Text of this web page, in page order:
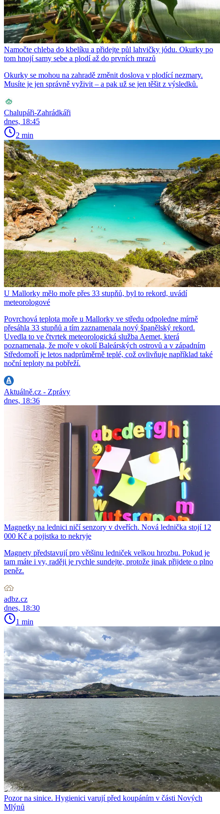
Namočte chleba do kbelíku a přidejte půl lahvičky jódu. Okurky po
tom hnojí samy sebe a plodí až do prvních mrazů
Okurky se mohou na zahradě změnit doslova v plodící nezmary.
Musíte je jen správně vyživit – a pak už se jen těšit z výsledků.
Chalupáři-Zahrádkáři
dnes, 18:45
2 min
U Mallorky mělo moře přes 33 stupňů, byl to rekord, uvádí
meteorologové
Povrchová teplota moře u Mallorky ve středu odpoledne mírně
přesáhla 33 stupňů a tím zaznamenala nový španělský rekord.
Uvedla to ve čtvrtek meteorologická služba Aemet, která
poznamenala, že moře v okolí Baleárských ostrovů a v západním
Středomoří je letos nadprůměrně teplé, což ovlivňuje například také
noční teploty na pobřeží.
Aktuálně.cz - Zprávy
dnes, 18:36
Magnetky na lednici ničí senzory v dveřích. Nová lednička stojí 12
000 Kč a pojistka to nekryje
Magnety představují pro většinu ledniček velkou hrozbu. Pokud je
tam máte i vy, raději je rychle sundejte, protože jinak přijdete o plno
peněz.
adbz.cz
dnes, 18:30
1 min
Pozor na sinice. Hygienici varují před koupáním v části Nových
Mlýnů